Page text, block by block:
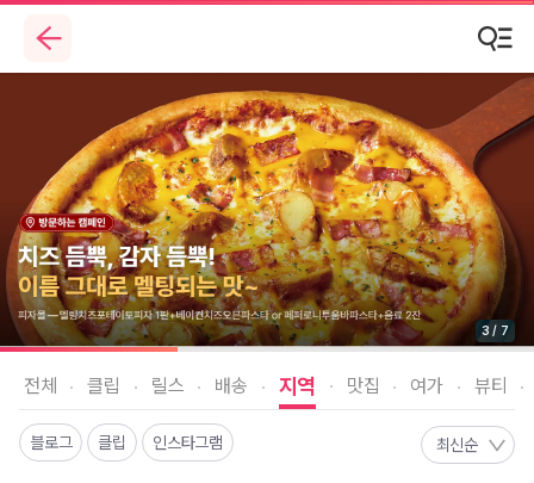
4 / 7
전체 클립 릴스 배송 지역 맛집 여가 뷰티
블로그 클립 인스타그램 최신순